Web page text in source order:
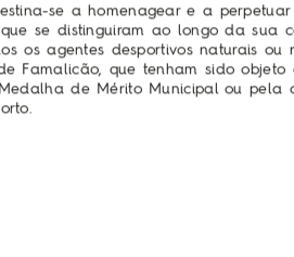
se a homenagear e a perpetuar
se distinguiram ao longo da sua
os agentes desportivos naturais ou
Famalicão, que tenham sido objeto
de Mérito Municipal ou pela